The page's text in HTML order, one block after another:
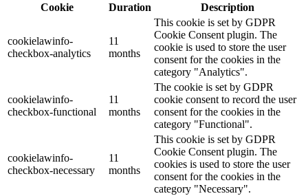
Cookie
Duration Description
cookielawinfo-
checkbox-analytics
11
months
This cookie is set by GDPR
Cookie Consent plugin. The
cookie is used to store the user
consent for the cookies in the
category "Analytics".
cookielawinfo-
checkbox-functional
11
months
The cookie is set by GDPR
cookie consent to record the user
consent for the cookies in the
category "Functional".
cookielawinfo-
checkbox-necessary
11
months
This cookie is set by GDPR
Cookie Consent plugin. The
cookies is used to store the user
consent for the cookies in the
category "Necessary".